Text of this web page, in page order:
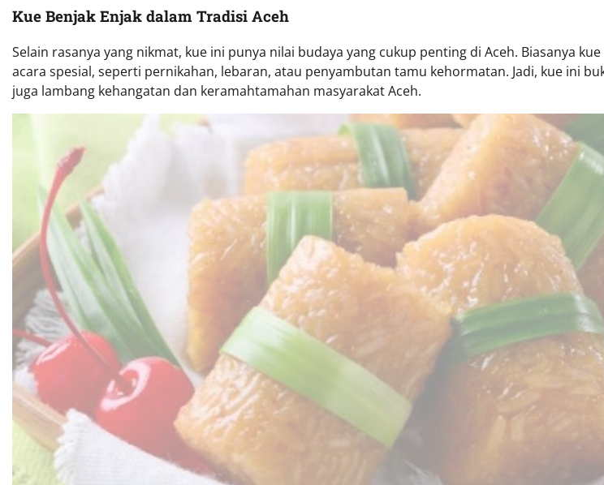
Kue Benjak Enjak dalam Tradisi Aceh
Selain rasanya yang nikmat, kue ini punya nilai budaya yang cukup penting di Aceh. Biasanya
acara spesial, seperti pernikahan, lebaran, atau penyambutan tamu kehormatan. Jadi, kue ini
juga lambang kehangatan dan keramahtamahan masyarakat Aceh.